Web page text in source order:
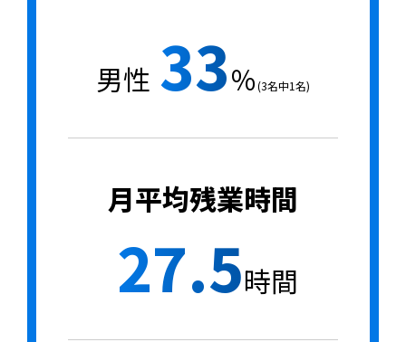
男性 33％(3名中1名)
月平均残業時間
27.5時間